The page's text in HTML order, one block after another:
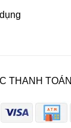
THANH TOÁN